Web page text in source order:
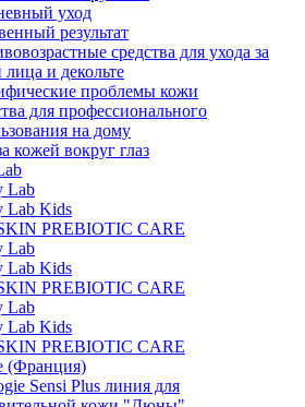
уход
результат
средства для ухода за
и декольте
проблемы кожи
для профессионального
на дому
кожей вокруг глаз
Lab
Lab Kids
PREBIOTIC CARE
Lab
Lab Kids
PREBIOTIC CARE
Lab
Lab Kids
PREBIOTIC CARE
(Франция)
Sensi Plus линия для